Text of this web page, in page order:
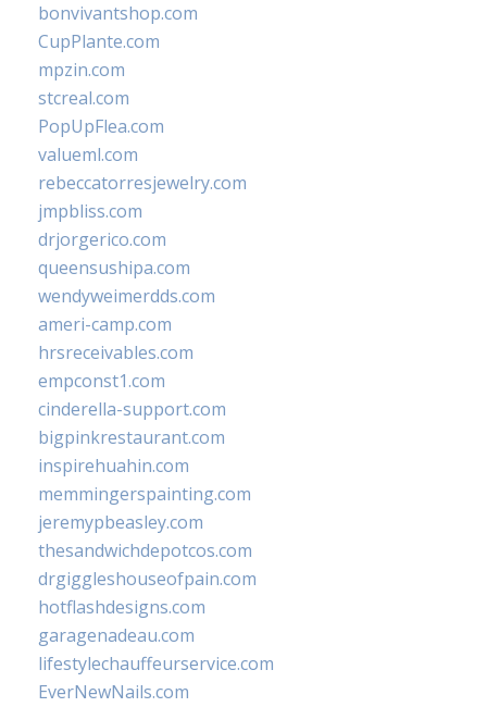
bonvivantshop.com
CupPlante.com
mpzin.com
stcreal.com
PopUpFlea.com
valueml.com
rebeccatorresjewelry.com
jmpbliss.com
drjorgerico.com
queensushipa.com
wendyweimerdds.com
ameri-camp.com
hrsreceivables.com
empconst1.com
cinderella-support.com
bigpinkrestaurant.com
inspirehuahin.com
memmingerspainting.com
jeremypbeasley.com
thesandwichdepotcos.com
drgiggleshouseofpain.com
hotflashdesigns.com
garagenadeau.com
lifestylechauffeurservice.com
EverNewNails.com